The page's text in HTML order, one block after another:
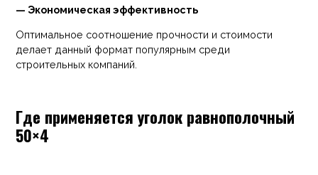
— Экономическая эффективность
Оптимальное соотношение прочности и стоимости
делает данный формат популярным среди
строительных компаний.
Где применяется уголок равнополочный
50×4